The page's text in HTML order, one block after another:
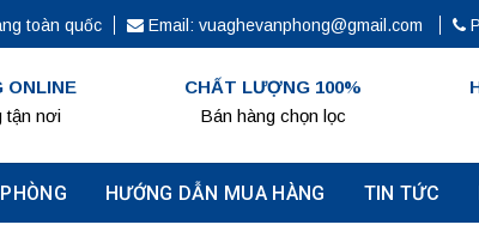
toàn quốc Email: vuaghevanphong@gmail.com
ONLINE
tận nơi
CHẤT LƯỢNG 100%
Bán hàng chọn lọc
HƯỚNG DẪN MUA HÀNG TIN TỨC